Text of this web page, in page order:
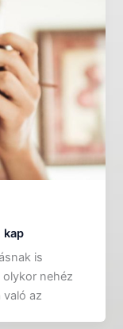
kap
is
olykor nehéz
való az